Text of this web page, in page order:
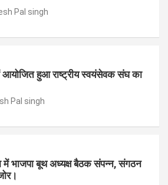
Pal singh
आयोजित हुआ राष्ट्रीय स्वयंसेवक संघ का
Pal singh
में भाजपा बूथ अध्यक्ष बैठक संपन्न, संगठन